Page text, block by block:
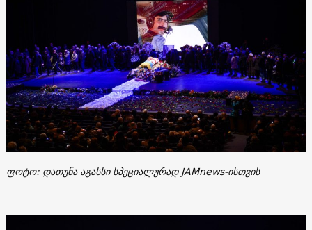
ფოტო: დათუნა აგასსი სპეციალურად JAMnews-ისთვის